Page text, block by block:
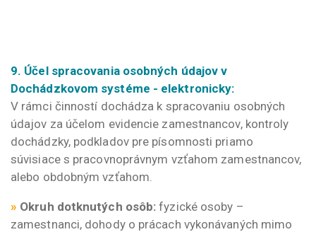
9. Účel spracovania osobných údajov v
Dochádzkovom systéme - elektronicky:
V rámci činností dochádza k spracovaniu osobných
údajov za účelom evidencie zamestnancov, kontroly
dochádzky, podkladov pre písomnosti priamo
súvisiace s pracovnoprávnym vzťahom zamestnancov,
alebo obdobným vzťahom.
» Okruh dotknutých osôb: fyzické osoby –
zamestnanci, dohody o prácach vykonávaných mimo